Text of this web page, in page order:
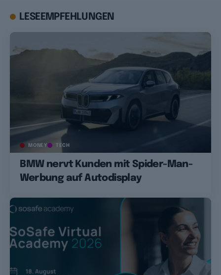
LESEEMPFEHLUNGEN
MONEY TECH
BMW nervt Kunden mit Spider-Man-
Werbung auf Autodisplay